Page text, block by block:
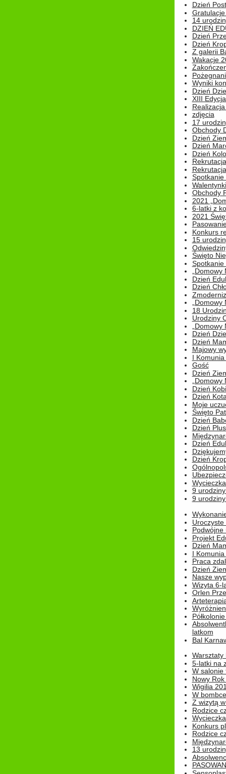
Dzień
14
DZIEŃ
Dzień
Dzień
Z galerii
Wakacje
Wyniki
Dzień
XIII
zdjęcia
17
Obchody
Dzień
Dzień
Dzień
Rekrutacja
Spotkanie
Obchody
2021
6-latki z
2021
Konkurs
15
Święto
Spotkanie
Dzień
Dzień
18
Urodziny
Dzień
Dzień
Majowy
I
Gość
Dzień
Dzień
Dzień
Moje
Święto
Dzień
Dzień
Dzień
Dzień
9
9
Podwójne
Projekt
Dzień
I
Praca
Dzień
Nasze
Wizyta 6-
Orlen
latkom
Bal
Warsztaty
5-latki na
W salonie
Nowy
Wigilia
W bombce
Z wizytą
Rodzice
Konkurs
Rodzice
13